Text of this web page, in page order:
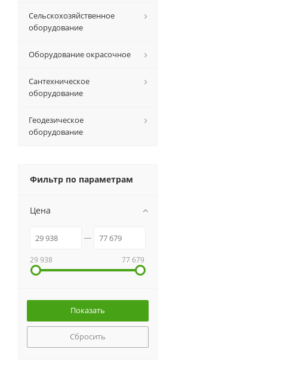
Сельскохозяйственное
оборудование
Оборудование окрасочное
Сантехническое
оборудование
Геодезическое
оборудование
Фильтр по параметрам
Цена
29 938 77 679
Сбросить